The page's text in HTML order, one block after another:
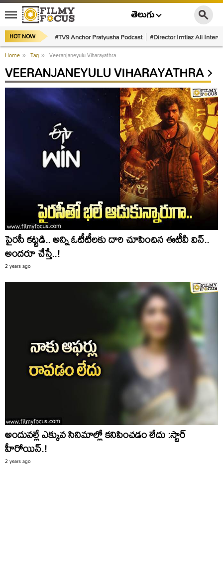
తెలుగు
HOT NOW #TV9 Anchor Pratyusha Podcast #Director Imtiaz Ali
Home » Tag » Veeranjaneyulu Viharayathra
VEERANJANEYULU VIHARAYATHRA
పైరసీ కట్టడి.. అన్ని ఓటీటీలకు దారి చూపించిన ఈటీవీ విన్‌..
అందరూ చేస్తే..!
2 years ago
అందువల్లే ఎక్కువ సినిమాల్లో కనిపించడం లేదు :స్టార్‌
హీరోయిన్.!
2 years ago